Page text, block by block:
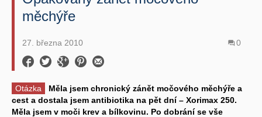
měchýře
27. března 2010 0
Otázka
Měla jsem chronický zánět močového měchýře a
cest a dostala jsem antibiotika na pět dní – Xorimax 250.
Měla jsem v moči krev a bílkovinu. Po dobrání se vše